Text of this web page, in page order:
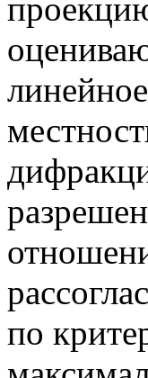
по